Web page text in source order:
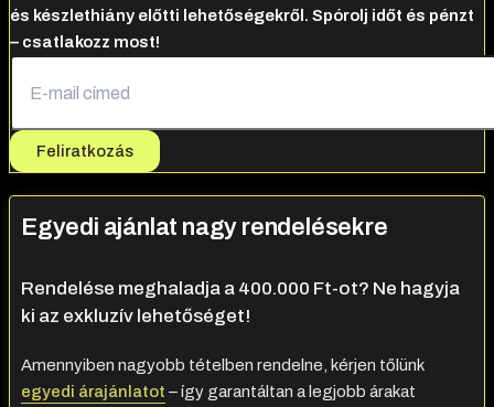
és készlethiány előtti lehetőségekről. Spórolj időt és pénzt
– csatlakozz most!
Feliratkozás
Egyedi ajánlat nagy rendelésekre
Rendelése meghaladja a 400.000 Ft-ot? Ne hagyja
ki az exkluzív lehetőséget!
Amennyiben nagyobb tételben rendelne, kérjen tőlünk
egyedi árajánlatot – így garantáltan a legjobb árakat